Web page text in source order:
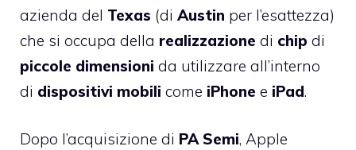
azienda del Texas (di Austin per l’esattezza)
che si occupa della realizzazione di chip di
piccole dimensioni da utilizzare all’interno
di dispositivi mobili come iPhone e iPad.
Dopo l’acquisizione di PA Semi, Apple